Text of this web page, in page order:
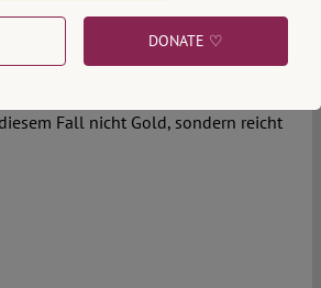
auch Verantwortung für ihr Tun
Fahrlässigkeit. Der Gesetzgeber
eine Haftungsprivilegierung
Fall nicht Gold, sondern reicht
DONATE ♡